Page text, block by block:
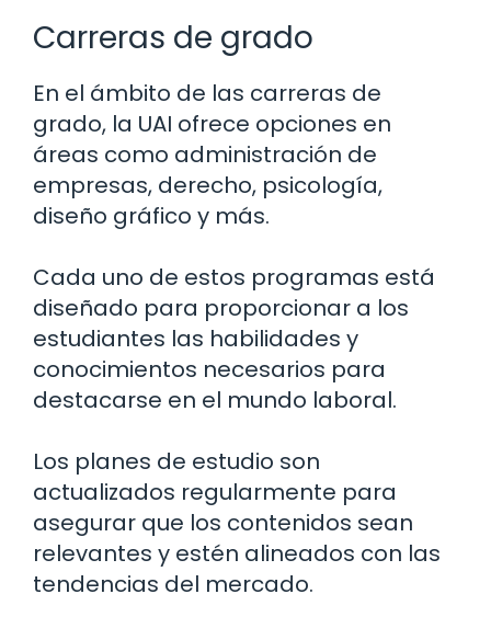
Carreras de grado
En el ámbito de las carreras de
grado, la UAI ofrece opciones en
áreas como administración de
empresas, derecho, psicología,
diseño gráfico y más.
Cada uno de estos programas está
diseñado para proporcionar a los
estudiantes las habilidades y
conocimientos necesarios para
destacarse en el mundo laboral.
Los planes de estudio son
actualizados regularmente para
asegurar que los contenidos sean
relevantes y estén alineados con las
tendencias del mercado.